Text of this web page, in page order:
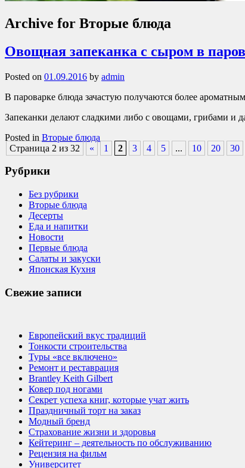
Archive for Вторые блюда
Овощная запеканка с сыром в
Posted on 01.09.2016 by admin
В пароварке блюда зачастую получаются более
Запеканки делают сладкими либо с овощами, грибами и
Posted in Вторые блюда
Страница 2 из 32
« 1 2 3 4 5 ... 10 20 30
Рубрики
Без рубрики
Вторые блюда
Десерты
Еда и напитки
Новости
Первые блюда
Салаты и закуски
Японская Кухня
Свежие записи
Европейский вкус традиций
Тонкости строительства
Туры «все включено»
Ремонт и реставрация
Brantley Keith Gilbert
Ковер под ногами
Секрет успеха книг, которые учат жить
Праздничный торт на заказ
Модный бренд
Страхование жизни и здоровья
Кейтеринг – деятельность по обслуживанию
Рецензия на фильм
Университет